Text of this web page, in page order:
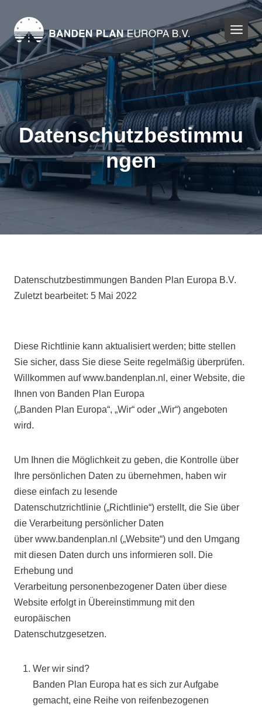
Inhalt
springen
Datenschutzbestimmu
ngen
Datenschutzbestimmungen Banden Plan Europa B.V.
Zuletzt bearbeitet: 5 Mai 2022
Diese Richtlinie kann aktualisiert werden; bitte stellen
Sie sicher, dass Sie diese Seite regelmäßig überprüfen.
Willkommen auf www.bandenplan.nl, einer Website, die
Ihnen von Banden Plan Europa
(„Banden Plan Europa“, „Wir“ oder „Wir“) angeboten
wird.
Um Ihnen die Möglichkeit zu geben, die Kontrolle über
Ihre persönlichen Daten zu übernehmen, haben wir
diese einfach zu lesende
Datenschutzrichtlinie („Richtlinie“) erstellt, die Sie über
die Verarbeitung persönlicher Daten
über www.bandenplan.nl („Website“) und den Umgang
mit diesen Daten durch uns informieren soll. Die
Erhebung und
Verarbeitung personenbezogener Daten über diese
Website erfolgt in Übereinstimmung mit den
europäischen
Datenschutzgesetzen.
Wer wir sind?
Banden Plan Europa hat es sich zur Aufgabe
gemacht, eine Reihe von reifenbezogenen